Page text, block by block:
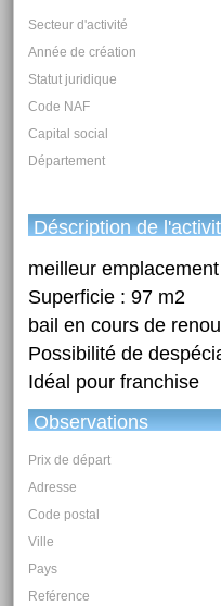
Secteur d'activité
Année de création
Statut juridique
Code NAF
Capital social
Département
Déscription de
meilleur
Superficie : 97 m2
bail en cours de
Possibilité de
Idéal pour franchise
Observations
Prix de départ
Adresse
Code postal
Ville
Pays
Reférence